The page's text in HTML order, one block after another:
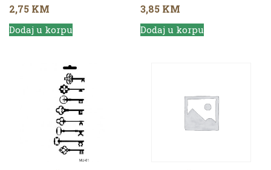
2,75 KM
Dodaj u korpu
3,85 KM
Dodaj u korpu